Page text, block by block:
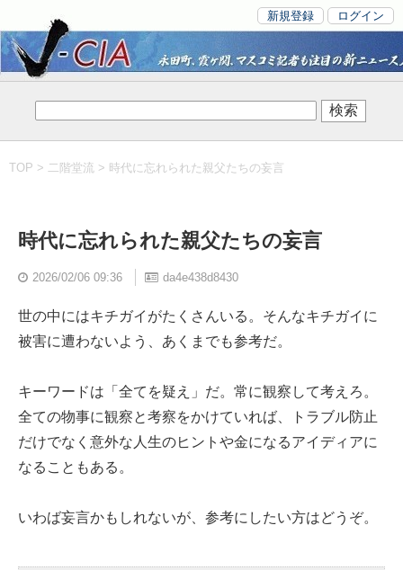
新規登録 ログイン
TOP > 二階堂流 > 時代に忘れられた親父たちの妄言
時代に忘れられた親父たちの妄言
2026/02/06 09:36 da4e438d8430
世の中にはキチガイがたくさんいる。そんなキチガイに
被害に遭わないよう、あくまでも参考だ。
キーワードは「全てを疑え」だ。常に観察して考えろ。
全ての物事に観察と考察をかけていれば、トラブル防止
だけでなく意外な人生のヒントや金になるアイディアに
なることもある。
いわば妄言かもしれないが、参考にしたい方はどうぞ。